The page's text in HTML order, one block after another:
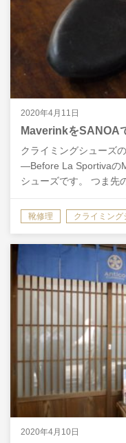
2020年4月11日
MaverinkをSANOA
クライミングシューズ
―Before La Sportivaの
シューズです。 つま先
靴修理 クライミン
2020年4月10日